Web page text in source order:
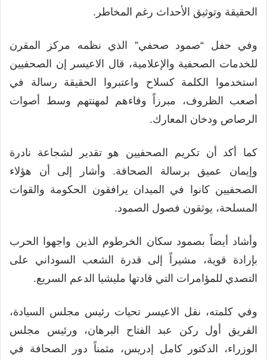
الحقيقة وتوثيق الأحداث رغم المخاطر.
وفي حفل “صمود صحفي” الذي نظمه مركز المقرن
للخدمات الصحفية والإعلامية، قال الاعيسر إن الصحفيين
استخدموا الكلمة كسلاح واعتبروا الحقيقة رسالة في
أصعب الظروف، مبرزاً وفاءهم لمهنتهم وسط أصوات
الرصاص ودخان المعارك.
كما أكد أن تكريم الصحفيين هو تقدير لشجاعة نادرة
وإيمان عميق برسالة الصحافة. وأشار إلى أن هؤلاء
الصحفيين كانوا في الميدان يرافقون الحكومة والقوات
المسلحة، يوثقون فصول الصمود.
وأشاد أيضاً بصمود سكان الخرطوم الذين واجهوا الحرب
بإرادة قوية، مشيراً إلى قدرة الشعب السوداني على
التصدي للمؤامرات التي قادتها مليشيا الدعم السريع.
وفي كلمته، نقل الاعيسر تحيات رئيس مجلس السيادة،
الفريق أول ركن عبد الفتاح البرهان، ورئيس مجلس
الوزراء، الدكتور كامل إدريس، مثمناً دور الصحافة في